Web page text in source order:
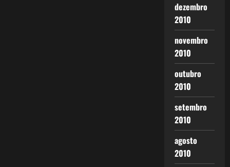
dezembro
2010
novembro
2010
outubro
2010
setembro
2010
agosto
2010